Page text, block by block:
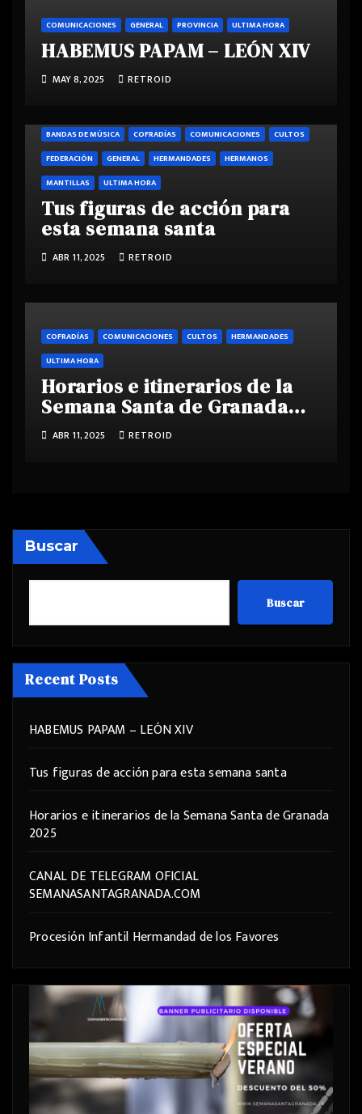
COMUNICACIONES GENERAL PROVINCIA ULTIMA HORA
HABEMUS PAPAM – LEÓN XIV
MAY 8, 2025 RETROID
BANDAS DE MÚSICA COFRADÍAS COMUNICACIONES
CULTOS
FEDERACIÓN
GENERAL HERMANDADES
HERMANOS
MANTILLAS
ULTIMA HORA
Tus figuras de acción para
esta semana santa
ABR 11, 2025 RETROID
COFRADÍAS COMUNICACIONES CULTOS
HERMANDADES
ULTIMA HORA
Horarios e itinerarios de la
Semana Santa de Granada
2025
ABR 11, 2025 RETROID
Buscar
Buscar
Recent Posts
HABEMUS PAPAM – LEÓN XIV
Tus figuras de acción para esta semana santa
Horarios e itinerarios de la Semana Santa de Granada
2025
CANAL DE TELEGRAM OFICIAL
SEMANASANTAGRANADA.COM
Procesión Infantil Hermandad de los Favores